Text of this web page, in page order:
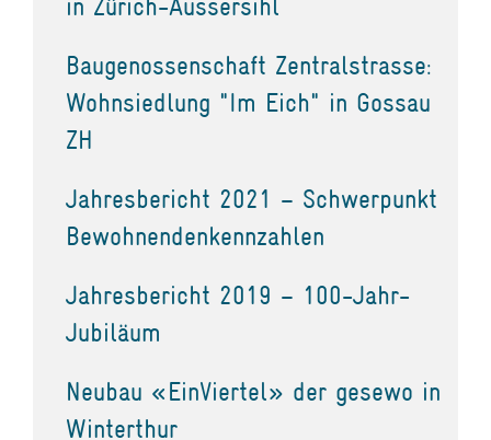
Baugenossenschaft Zentralstrasse:
Wohnsiedlung "Im Eich" in Gossau
ZH
Jahresbericht 2021 – Schwerpunkt
Bewohnendenkennzahlen
Jahresbericht 2019 – 100-Jahr-
Jubiläum
Neubau «EinViertel» der gesewo in
Winterthur